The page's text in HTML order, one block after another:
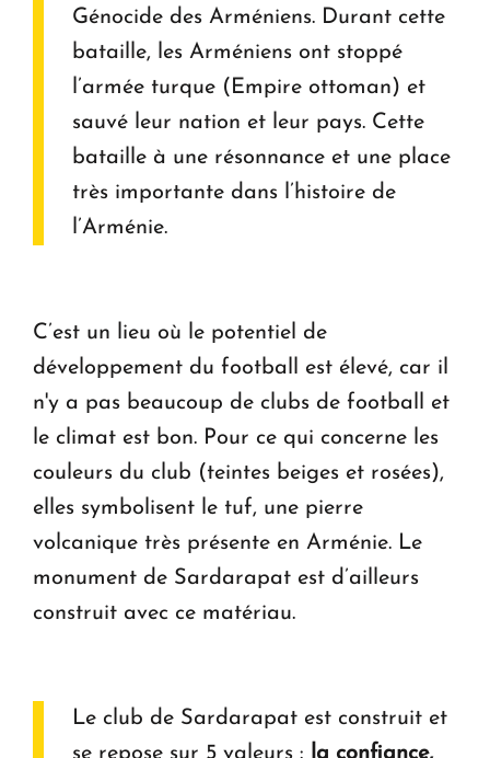
Génocide des Arméniens. Durant cette
bataille, les Arméniens ont stoppé
l’armée turque (Empire ottoman) et
sauvé leur nation et leur pays. Cette
bataille à une résonnance et une place
très importante dans l’histoire de
l’Arménie.
C’est un lieu où le potentiel de
développement du football est élevé, car il
n'y a pas beaucoup de clubs de football et
le climat est bon. Pour ce qui concerne les
couleurs du club (teintes beiges et rosées),
elles symbolisent le tuf, une pierre
volcanique très présente en Arménie. Le
monument de Sardarapat est d’ailleurs
construit avec ce matériau.
Le club de Sardarapat est construit et